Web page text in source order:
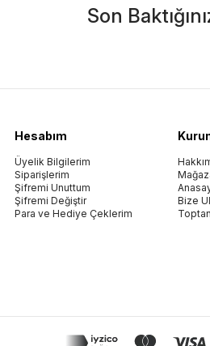
Son
Hesabım
Üyelik Bilgilerim
Siparişlerim
Şifremi Unuttum
Şifremi Değiştir
Para ve Hediye Çeklerim
Bize